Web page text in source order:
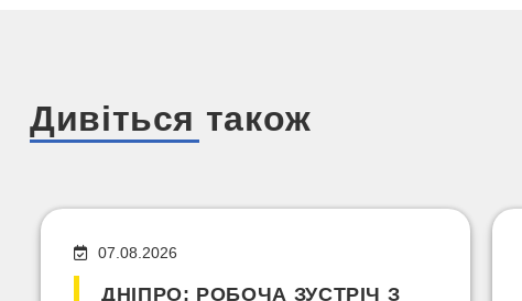
Дивіться також
07.08.2026
ДНІПРО: РОБОЧА ЗУСТРІЧ З